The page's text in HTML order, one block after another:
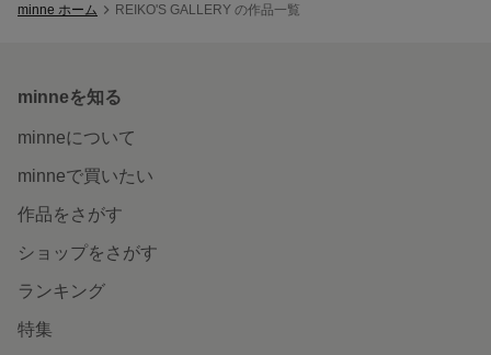
minne ホーム REIKO'S GALLERY の作品一覧
minneを知る
minneについて
minneで買いたい
作品をさがす
ショップをさがす
ランキング
特集